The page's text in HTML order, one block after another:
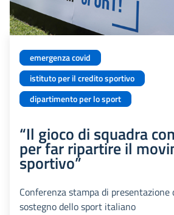
emergenza covid
istituto per il credito sportivo
dipartimento per lo sport
“Il gioco di squadra
per far ripartire il
sportivo”
Conferenza stampa di
sostegno dello sport italiano